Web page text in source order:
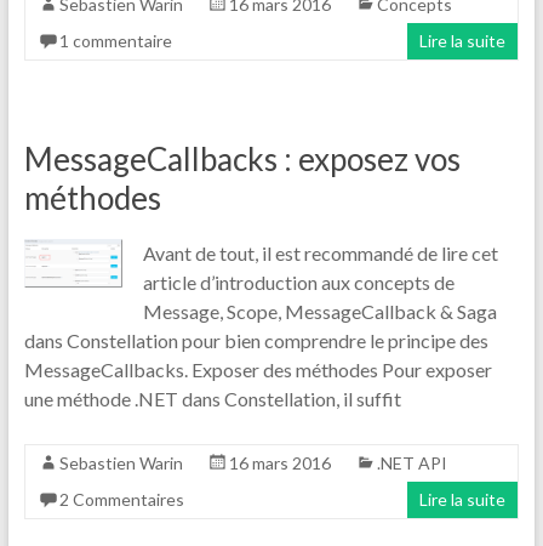
1 commentaire
Lire la suite
MessageCallbacks : exposez vos
méthodes
Avant de tout, il est recommandé de lire cet
article d’introduction aux concepts de
Message, Scope, MessageCallback & Saga
dans Constellation pour bien comprendre le principe des
MessageCallbacks. Exposer des méthodes Pour exposer
une méthode .NET dans Constellation, il suffit
Sebastien Warin 16 mars 2016
.NET API
2 Commentaires
Lire la suite